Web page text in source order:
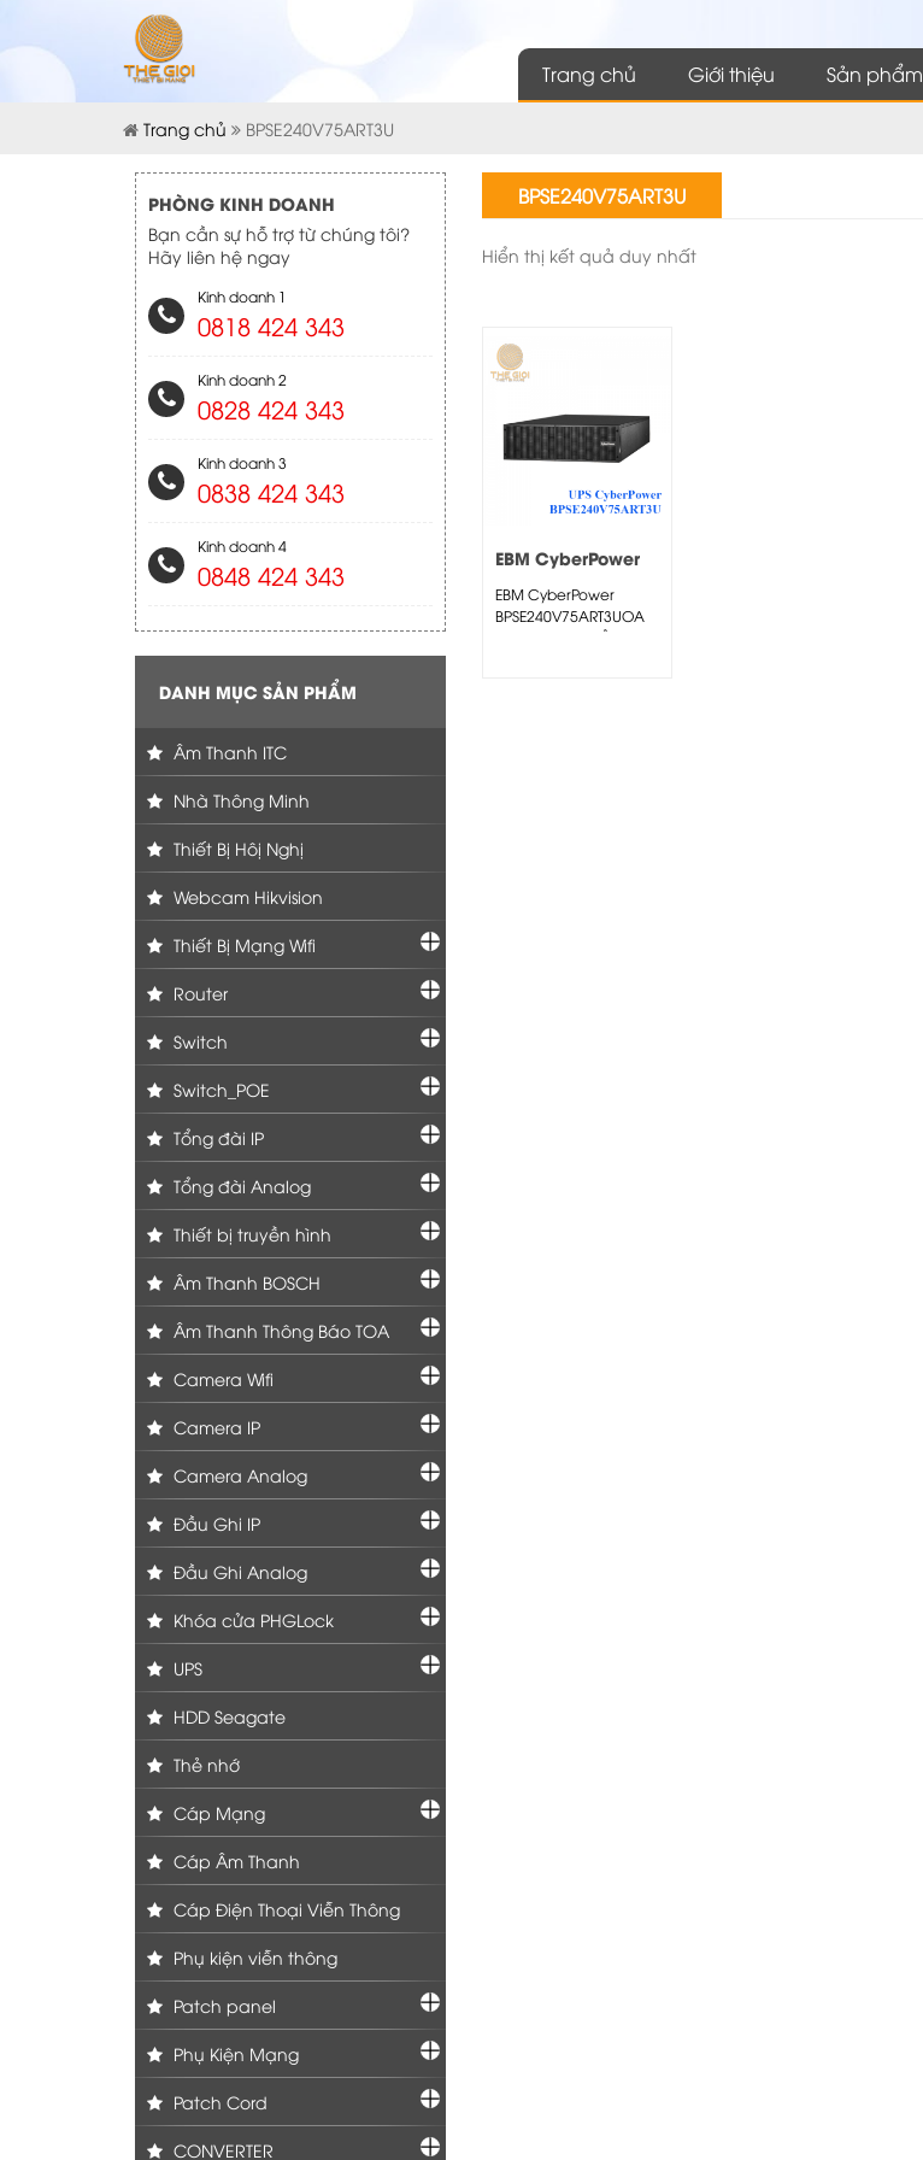
Trang chủ Giới thiệu Sản phẩm
Trang chủ BPSE240V75ART3U
PHÒNG KINH DOANH
Bạn cần sự hỗ trợ từ chúng tôi?
Hãy liên hệ ngay
Kinh doanh 1
0818 424 343
Kinh doanh 2
0828 424 343
Kinh doanh 3
0838 424 343
Kinh doanh 4
0848 424 343
DANH MỤC SẢN PHẨM
Âm Thanh ITC
Nhà Thông Minh
Thiết Bị Hôị Nghị
Webcam Hikvision
Thiết Bị Mạng Wifi
Router
Switch
Switch_POE
Tổng đài IP
Tổng đài Analog
Thiết bị truyền hình
Âm Thanh BOSCH
Âm Thanh Thông Báo TOA
Camera Wifi
Camera IP
Camera Analog
Đầu Ghi IP
Đầu Ghi Analog
Khóa cửa PHGLock
UPS
HDD Seagate
Thẻ nhớ
Cáp Mạng
Cáp Âm Thanh
Cáp Điện Thoại Viễn Thông
Phụ kiện viễn thông
Patch panel
Phụ Kiện Mạng
Patch Cord
CONVERTER
BPSE240V75ART3U
Hiển thị kết quả duy nhất
EBM CyberPower
BPSE240V75ART3U
EBM CyberPower
BPSE240V75ART3UOA
kéo dài đáng kể thời